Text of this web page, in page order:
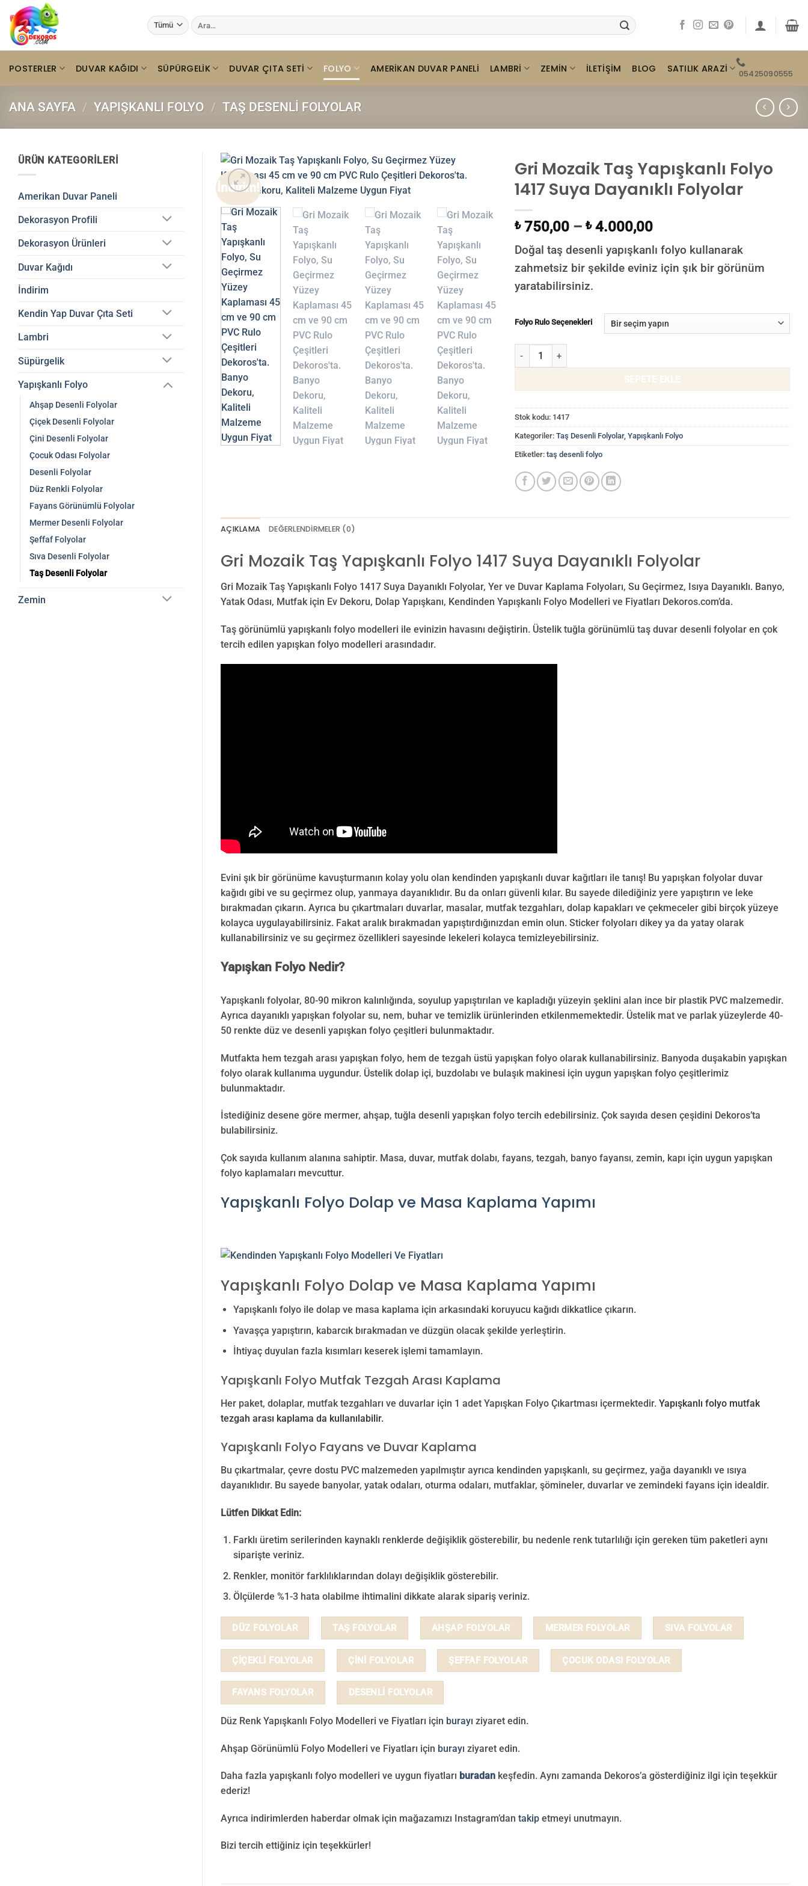
İçeriğe
atla
Ara:
POSTERLER DUVAR KAĞIDI SÜPÜRGELIK DUVAR ÇITA SETI FOLYO AMERIKAN DUVAR PANELI LAMBRI ZEMIN İLETIŞIM BLOG SATILIK ARAZI 05425090555
ANA SAYFA / YAPIŞKANLI FOLYO / TAŞ DESENLI FOLYOLAR
ÜRÜN KATEGORILERI
Amerikan Duvar Paneli
Dekorasyon Profili
Dekorasyon Ürünleri
Duvar Kağıdı
İndirim
Kendin Yap Duvar Çıta Seti
Lambri
Süpürgelik
Yapışkanlı Folyo
Ahşap Desenli Folyolar
Çiçek Desenli Folyolar
Çini Desenli Folyolar
Çocuk Odası Folyolar
Desenli Folyolar
Düz Renkli Folyolar
Fayans Görünümlü Folyolar
Mermer Desenli Folyolar
Şeffaf Folyolar
Sıva Desenli Folyolar
Taş Desenli Folyolar
Zemin
İndirim!
Gri Mozaik Taş Yapışkanlı Folyo
1417 Suya Dayanıklı Folyolar
₺750,00– ₺4.000,00
Doğal taş desenli yapışkanlı folyo kullanarak
zahmetsiz bir şekilde eviniz için şık bir görünüm
yaratabilirsiniz.
Folyo Rulo Seçenekleri
Gri Mozaik Taş Yapışkanlı Folyo 1417 Suya Dayanıklı Folyolar adet
Stok kodu: 1417
Kategoriler: Taş Desenli Folyolar, Yapışkanlı Folyo
Etiketler: taş desenli folyo
AÇIKLAMA DEĞERLENDIRMELER (0)
Gri Mozaik Taş Yapışkanlı Folyo 1417 Suya Dayanıklı Folyolar
Gri Mozaik Taş Yapışkanlı Folyo 1417 Suya Dayanıklı Folyolar, Yer ve Duvar Kaplama Folyoları, Su Geçirmez, Isıya Dayanıklı. Banyo,
Yatak Odası, Mutfak için Ev Dekoru, Dolap Yapışkanı, Kendinden Yapışkanlı Folyo Modelleri ve Fiyatları Dekoros.com’da.
Taş görünümlü yapışkanlı folyo modelleri ile evinizin havasını değiştirin. Üstelik tuğla görünümlü taş duvar desenli folyolar en çok
tercih edilen yapışkan folyo modelleri arasındadır.
Evini şık bir görünüme kavuşturmanın kolay yolu olan kendinden yapışkanlı duvar kağıtları ile tanış! Bu yapışkan folyolar duvar
kağıdı gibi ve su geçirmez olup, yanmaya dayanıklıdır. Bu da onları güvenli kılar. Bu sayede dilediğiniz yere yapıştırın ve leke
bırakmadan çıkarın. Ayrıca bu çıkartmaları duvarlar, masalar, mutfak tezgahları, dolap kapakları ve çekmeceler gibi birçok yüzeye
kolayca uygulayabilirsiniz. Fakat aralık bırakmadan yapıştırdığınızdan emin olun. Sticker folyoları dikey ya da yatay olarak
kullanabilirsiniz ve su geçirmez özellikleri sayesinde lekeleri kolayca temizleyebilirsiniz.
Yapışkan Folyo Nedir?
Yapışkanlı folyolar, 80-90 mikron kalınlığında, soyulup yapıştırılan ve kapladığı yüzeyin şeklini alan ince bir plastik PVC malzemedir.
Ayrıca dayanıklı yapışkan folyolar su, nem, buhar ve temizlik ürünlerinden etkilenmemektedir. Üstelik mat ve parlak yüzeylerde 40-
50 renkte düz ve desenli yapışkan folyo çeşitleri bulunmaktadır.
Mutfakta hem tezgah arası yapışkan folyo, hem de tezgah üstü yapışkan folyo olarak kullanabilirsiniz. Banyoda duşakabin yapışkan
folyo olarak kullanıma uygundur. Üstelik dolap içi, buzdolabı ve bulaşık makinesi için uygun yapışkan folyo çeşitlerimiz
bulunmaktadır.
İstediğiniz desene göre mermer, ahşap, tuğla desenli yapışkan folyo tercih edebilirsiniz. Çok sayıda desen çeşidini Dekoros’ta
bulabilirsiniz.
Çok sayıda kullanım alanına sahiptir. Masa, duvar, mutfak dolabı, fayans, tezgah, banyo fayansı, zemin, kapı için uygun yapışkan
folyo kaplamaları mevcuttur.
Yapışkanlı Folyo Dolap ve Masa Kaplama Yapımı
Yapışkanlı Folyo Dolap ve Masa Kaplama Yapımı
Yapışkanlı folyo ile dolap ve masa kaplama için arkasındaki koruyucu kağıdı dikkatlice çıkarın.
Yavaşça yapıştırın, kabarcık bırakmadan ve düzgün olacak şekilde yerleştirin.
İhtiyaç duyulan fazla kısımları keserek işlemi tamamlayın.
Yapışkanlı Folyo Mutfak Tezgah Arası Kaplama
Her paket, dolaplar, mutfak tezgahları ve duvarlar için 1 adet Yapışkan Folyo Çıkartması içermektedir. Yapışkanlı folyo mutfak
tezgah arası kaplama da kullanılabilir.
Yapışkanlı Folyo Fayans ve Duvar Kaplama
Bu çıkartmalar, çevre dostu PVC malzemeden yapılmıştır ayrıca kendinden yapışkanlı, su geçirmez, yağa dayanıklı ve ısıya
dayanıklıdır. Bu sayede banyolar, yatak odaları, oturma odaları, mutfaklar, şömineler, duvarlar ve zemindeki fayans için idealdir.
Lütfen Dikkat Edin:
Farklı üretim serilerinden kaynaklı renklerde değişiklik gösterebilir, bu nedenle renk tutarlılığı için gereken tüm paketleri aynı
siparişte veriniz.
Renkler, monitör farklılıklarından dolayı değişiklik gösterebilir.
Ölçülerde %1-3 hata olabilme ihtimalini dikkate alarak sipariş veriniz.
DÜZ FOLYOLAR TAŞ FOLYOLAR AHŞAP FOLYOLAR MERMER FOLYOLAR SIVA FOLYOLAR
ÇİÇEKLİ FOLYOLAR ÇİNİ FOLYOLAR ŞEFFAF FOLYOLAR ÇOCUK ODASI FOLYOLAR
FAYANS FOLYOLAR DESENLİ FOLYOLAR
Düz Renk Yapışkanlı Folyo Modelleri ve Fiyatları için burayı ziyaret edin.
Ahşap Görünümlü Folyo Modelleri ve Fiyatları için burayı ziyaret edin.
Daha fazla yapışkanlı folyo modelleri ve uygun fiyatları buradan keşfedin. Aynı zamanda Dekoros’a gösterdiğiniz ilgi için teşekkür
ederiz!
Ayrıca indirimlerden haberdar olmak için mağazamızı Instagram’dan takip etmeyi unutmayın.
Bizi tercih ettiğiniz için teşekkürler!